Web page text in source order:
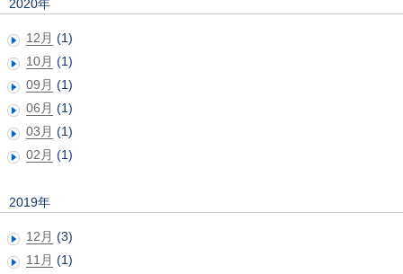
2020年
12月 (1)
10月 (1)
09月 (1)
06月 (1)
03月 (1)
02月 (1)
2019年
12月 (3)
11月 (1)